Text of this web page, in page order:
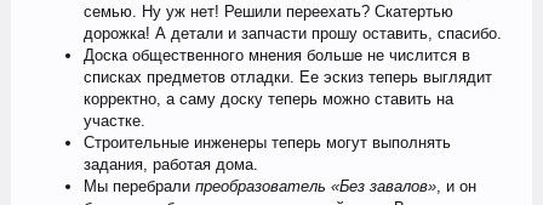
семью. Ну уж нет! Решили переехать? Скатертью
дорожка! А детали и запчасти прошу оставить, спасибо.
Доска общественного мнения больше не числится в
списках предметов отладки. Ее эскиз теперь выглядит
корректно, а саму доску теперь можно ставить на
участке.
Строительные инженеры теперь могут выполнять
задания, работая дома.
Мы перебрали преобразователь «Без завалов», и он